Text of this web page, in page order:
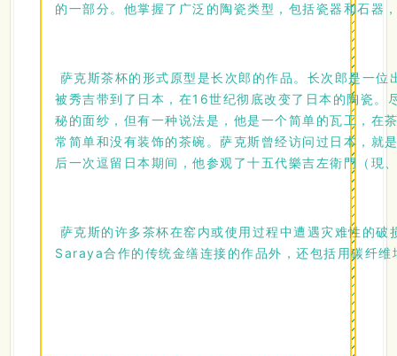
的一部分。他掌握了广泛的陶瓷类型，包括瓷器和石器
萨克斯茶杯的形式原型是长次郎的作品。 长次郎是一位
被秀吉带到了日本，在16世纪彻底改变了日本的陶瓷。
秘的面纱，但有一种说法是，他是一个简单的瓦工，在
常简单和没有装饰的茶碗。萨克斯曾经访问过日本，就
后一次逗留日本期间，他参观了十五代樂吉左衛門（現
萨克斯的许多茶杯在窑内或使用过程中遭遇灾难性的
Saraya合作的传统金缮连接的作品外，还包括用碳纤维